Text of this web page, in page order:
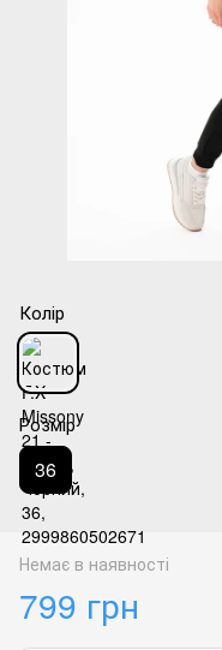
Колір
Розмір
36
Немає в наявності
799 грн